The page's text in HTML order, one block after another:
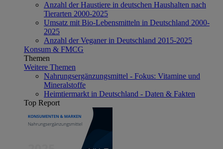
Anzahl der Haustiere in deutschen Haushalten nach
Tierarten 2000-2025
Umsatz mit Bio-Lebensmitteln in Deutschland 2000-
2025
Anzahl der Veganer in Deutschland 2015-2025
Konsum & FMCG
Themen
Weitere Themen
Nahrungsergänzungsmittel - Fokus: Vitamine und
Mineralstoffe
Heimtiermarkt in Deutschland - Daten & Fakten
Top Report